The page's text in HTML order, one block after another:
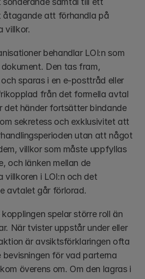
åtagande att förhandla på
villkor.
behandlar LOI:n som
Den tas fram,
sparas i en e-posttråd eller
från det formella avtal
det händer fortsätter bindande
sekretess och exklusivitet att
utan att något
villkor som måste uppfyllas
och länken mellan de
villkoren i LOI:n och det
avtalet går förlorad.
spelar större roll än
När tvister uppstår under eller
är avsiktsförklaringen ofta
för vad parterna
överens om. Om den lagras i